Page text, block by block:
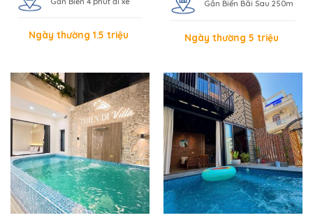
Ngày thường 1.5 triệu
Gần Biển Bãi Sau 250m
Ngày thường 5 triệu